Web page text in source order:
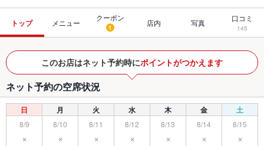
トップ メニュー
クーポン
1 店内 写真 口コミ
145
このお店はネット予約時にポイントがつかえます
ネット予約の空席状況
日 月 火 水 木 金 土
8/9
×
8/10
×
8/11
×
8/12
×
8/13
×
8/14
×
8/15
×